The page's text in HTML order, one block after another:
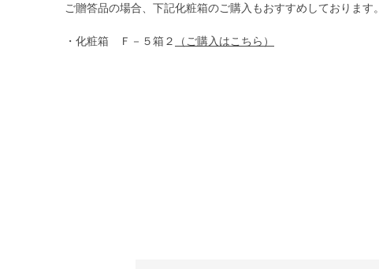
ご贈答品の場合、下記化粧箱のご購入もおすすめしております。
・化粧箱 Ｆ－５箱２ （ご購入はこちら）